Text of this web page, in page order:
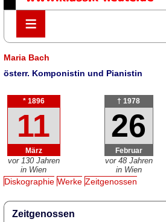
≡
≡
Maria Bach
österr. Komponistin und Pianistin
* 1896
11
März
vor 130 Jahren
in Wien
† 1978
26
Februar
vor 48 Jahren
in Wien
Diskographie Werke Zeitgenossen
Zeitgenossen